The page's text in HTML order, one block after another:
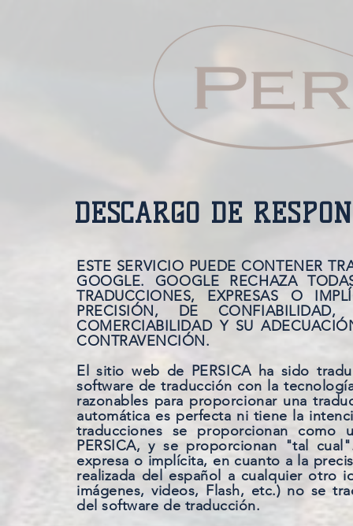
DESCARGO DE
ESTE SERVICIO PUEDE CONTENER
GOOGLE. GOOGLE RECHAZA
TRADUCCIONES, EXPRESAS O
PRECISIÓN, DE
COMERCIABILIDAD Y SU
CONTRAVENCIÓN.
El sitio web de PERSICA ha sido
software de traducción con la
razonables para proporcionar una
automática es perfecta ni tiene la
traducciones se proporcionan
PERSICA, y se proporcionan "tal
expresa o implícita, en cuanto a la
realizada del español a cualquier otro
imágenes, videos, Flash, etc.) no se
del software de traducción.